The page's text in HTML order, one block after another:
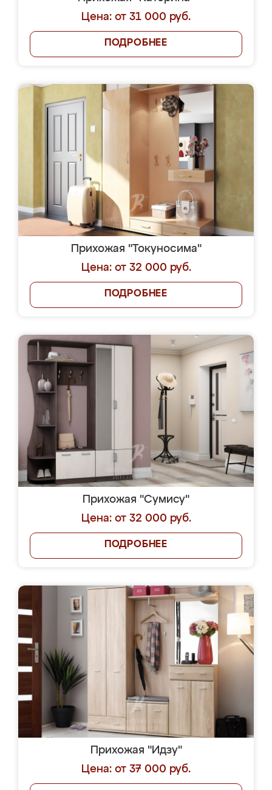
Цена: от 31 000 руб.
ПОДРОБНЕЕ
Прихожая "Токуносима"
Цена: от 32 000 руб.
ПОДРОБНЕЕ
Прихожая "Сумису"
Цена: от 32 000 руб.
ПОДРОБНЕЕ
Прихожая "Идзу"
Цена: от 37 000 руб.